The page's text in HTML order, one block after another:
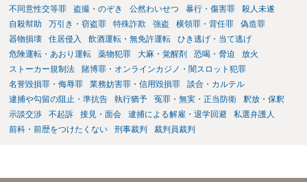
不同意性交等罪
盗撮・のぞき 公然わいせつ 暴行・傷害罪
殺人未遂
自殺幇助
万引き・窃盗罪 特殊詐欺 強盗 横領罪・背任罪
偽造罪
器物損壊
住居侵入 飲酒運転・無免許運転
ひき逃げ・当て逃げ
危険運転・あおり運転
薬物犯罪 大麻・覚醒剤 恐喝・脅迫
放火
ストーカー規制法
賭博罪・オンラインカジノ・闇スロット犯罪
名誉毀損罪・侮辱罪
業務妨害罪・信用毀損罪
談合・カルテル
逮捕や勾留の阻止・準抗告
執行猶予 冤罪・無実・正当防衛
釈放・保釈
示談交渉
不起訴 接見・面会 逮捕による解雇・退学回避
私選弁護人
前科・前歴をつけたくない
刑事裁判 裁判員裁判